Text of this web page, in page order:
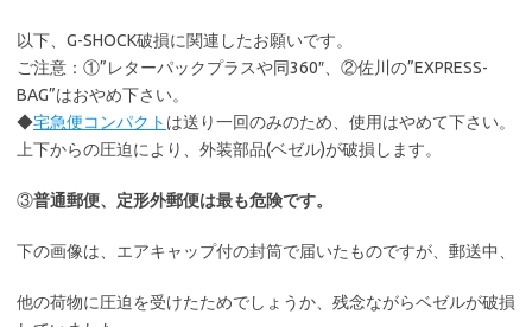
以下、G-SHOCK破損に関連したお願いです。
ご注意：①”レターパックプラスや同360″、②佐川の”EXPRESS-
BAG”はおやめ下さい。
◆宅急便コンパクト は送り一回のみのため、使用はやめて下さい。
上下からの圧迫により、外装部品(ベゼル)が破損します。
③普通郵便、定形外郵便は最も危険です。
下の画像は、エアキャップ付の封筒で届いたものですが、郵送中、
他の荷物に圧迫を受けたためでしょうか、残念ながらベゼルが破損